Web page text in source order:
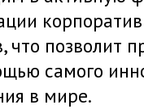
что позволит
самого
в мире.